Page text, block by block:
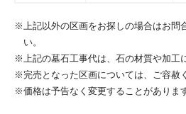
※上記以外の区画をお探しの場合はお問
い。
※上記の墓石工事代は、石の材質や加工
※完売となった区画については、ご容赦
※価格は予告なく変更することがありま